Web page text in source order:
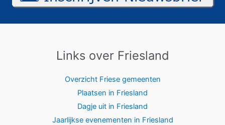
Links over Friesland
Overzicht Friese gemeenten
Plaatsen in Friesland
Dagje uit in Friesland
Jaarlijkse evenementen in Friesland